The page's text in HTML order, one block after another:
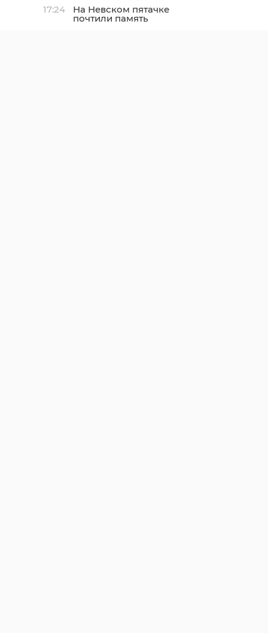
17:24 На Невском пятачке
почтили память